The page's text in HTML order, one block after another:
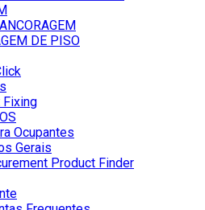
DE PISO
Fixing
Ocupantes
Gerais
Product Finder